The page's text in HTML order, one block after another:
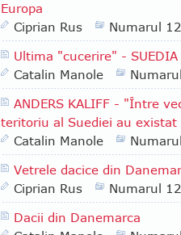
Europa
Ciprian Rus
Numarul
Ultima "cucerire" - SUEDIA
Catalin Manole
ANDERS KALIFF - "Între
teritoriu al Suediei au
Catalin Manole
Vetrele dacice din
Ciprian Rus
Numarul
Dacii din Danemarca